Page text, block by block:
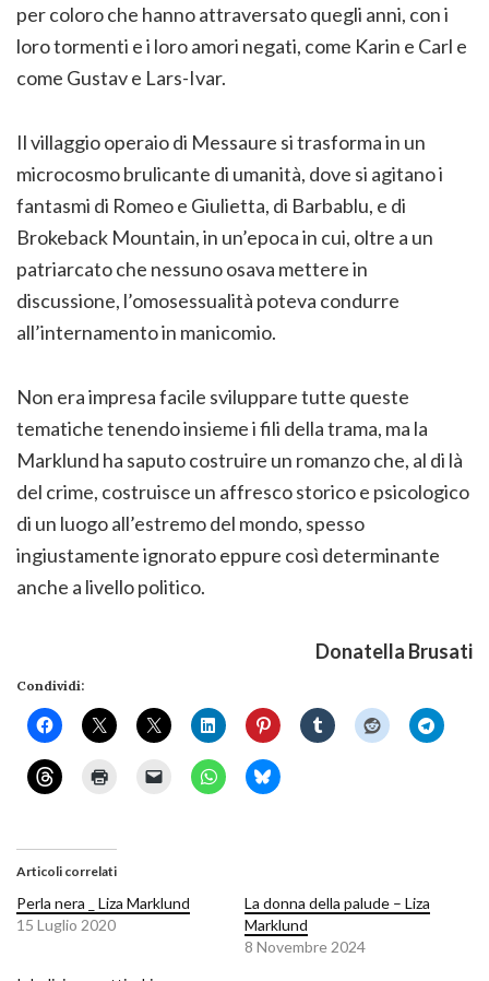
per coloro che hanno attraversato quegli anni, con i
loro tormenti e i loro amori negati, come Karin e Carl e
come Gustav e Lars-Ivar.
Il villaggio operaio di Messaure si trasforma in un
microcosmo brulicante di umanità, dove si agitano i
fantasmi di Romeo e Giulietta, di Barbablu, e di
Brokeback Mountain, in un’epoca in cui, oltre a un
patriarcato che nessuno osava mettere in
discussione, l’omosessualità poteva condurre
all’internamento in manicomio.
Non era impresa facile sviluppare tutte queste
tematiche tenendo insieme i fili della trama, ma la
Marklund ha saputo costruire un romanzo che, al di là
del crime, costruisce un affresco storico e psicologico
di un luogo all’estremo del mondo, spesso
ingiustamente ignorato eppure così determinante
anche a livello politico.
Donatella Brusati
Condividi:
Articoli correlati
Perla nera _ Liza Marklund
15 Luglio 2020
La donna della palude – Liza
Marklund
8 Novembre 2024